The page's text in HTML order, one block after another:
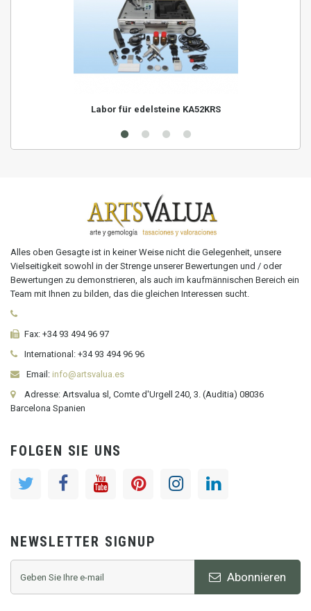
Labor für edelsteine KA52KRS
Alles oben Gesagte ist in keiner Weise nicht die Gelegenheit, unsere
Vielseitigkeit sowohl in der Strenge unserer Bewertungen und / oder
Bewertungen zu demonstrieren, als auch im kaufmännischen Bereich ein
Team mit Ihnen zu bilden, das die gleichen Interessen sucht.
Fax: +34 93 494 96 97
International: +34 93 494 96 96
Email: info@artsvalua.es
Adresse: Artsvalua sl, Comte d'Urgell 240, 3. (Auditia) 08036
Barcelona Spanien
FOLGEN SIE UNS
NEWSLETTER SIGNUP
Abonnieren